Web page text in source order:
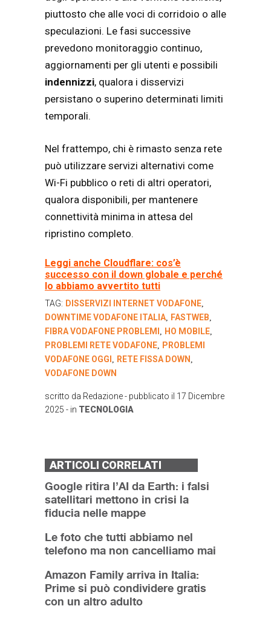
piuttosto che alle voci di corridoio o alle
speculazioni. Le fasi successive
prevedono monitoraggio continuo,
aggiornamenti per gli utenti e possibili
indennizzi, qualora i disservizi
persistano o superino determinati limiti
temporali.
Nel frattempo, chi è rimasto senza rete
può utilizzare servizi alternativi come
Wi-Fi pubblico o reti di altri operatori,
qualora disponibili, per mantenere
connettività minima in attesa del
ripristino completo.
Leggi anche Cloudflare: cos’è
successo con il down globale e perché
lo abbiamo avvertito tutti
TAG: DISSERVIZI INTERNET VODAFONE,
DOWNTIME VODAFONE ITALIA, FASTWEB,
FIBRA VODAFONE PROBLEMI , HO MOBILE,
PROBLEMI RETE VODAFONE, PROBLEMI
VODAFONE OGGI , RETE FISSA DOWN ,
VODAFONE DOWN
scritto da Redazione- pubblicato il 17 Dicembre
2025 - in TECNOLOGIA
ARTICOLI CORRELATI
Google ritira l’AI da Earth: i falsi
satellitari mettono in crisi la
fiducia nelle mappe
Le foto che tutti abbiamo nel
telefono ma non cancelliamo mai
Amazon Family arriva in Italia:
Prime si può condividere gratis
con un altro adulto